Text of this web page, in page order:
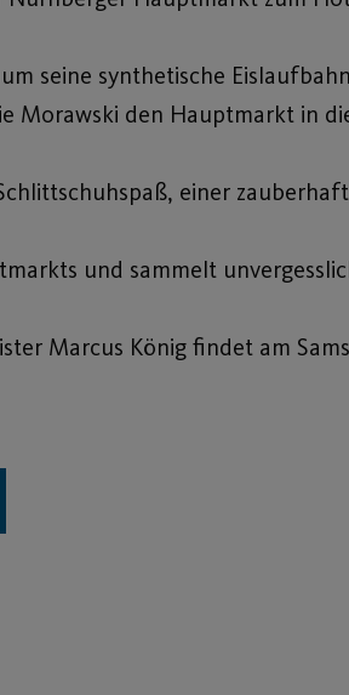
seine synthetische
Morawski den Hauptmarkt in
einer
und sammelt
Marcus König findet am